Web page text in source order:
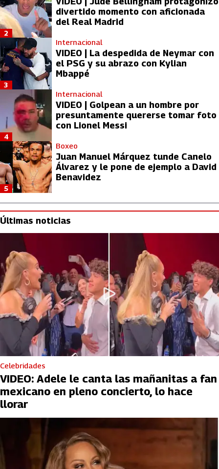
divertido momento con aficionada
del Real Madrid
2
Internacional
VIDEO | La despedida de Neymar con
el PSG y su abrazo con Kylian
Mbappé
3
Internacional
VIDEO | Golpean a un hombre por
presuntamente quererse tomar foto
con Lionel Messi
4
Boxeo
Juan Manuel Márquez tunde Canelo
Álvarez y le pone de ejemplo a David
Benavidez
5
Últimas noticias
Celebridades
VIDEO: Adele le canta las mañanitas a fan
mexicano en pleno concierto, lo hace
llorar